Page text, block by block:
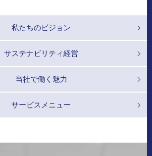
私たちのビジョン
サステナビリティ経営
当社で働く魅力
サービスメニュー